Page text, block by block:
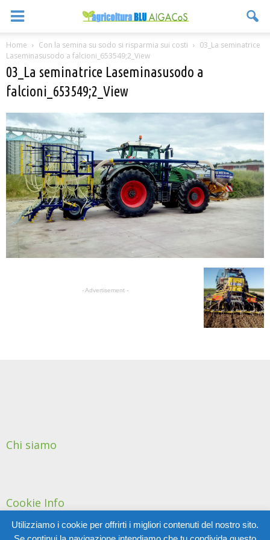
Home Con la semina su sodo si risparmia sui costi
03_La seminatrice
Laseminasusodo a falcioni_653549;2_View
03_La seminatrice Laseminasusodo a
falcioni_653549;2_View
- Advertisement -
Chi siamo
Cookie Info
Utilizziamo i cookie per offrirti i migliori contenuti del nostro sito.